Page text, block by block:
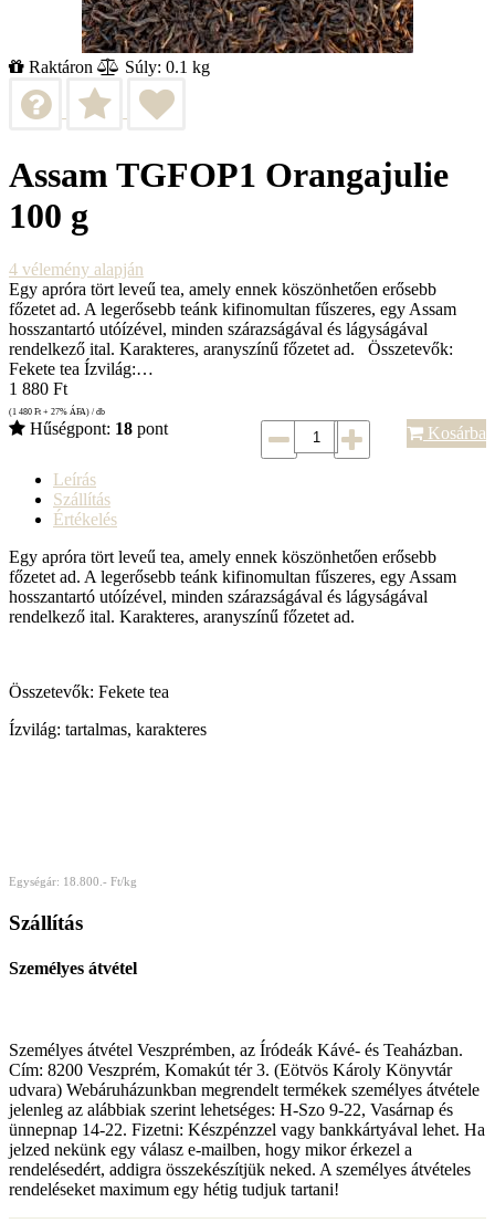
Raktáron Súly: 0.1 kg
Assam TGFOP1 Orangajulie
100 g
4 vélemény alapján
Egy apróra tört leveű tea, amely ennek köszönhetően erősebb
főzetet ad. A legerősebb teánk kifinomultan fűszeres, egy Assam
hosszantartó utóízével, minden szárazságával és lágyságával
rendelkező ital. Karakteres, aranyszínű főzetet ad. Összetevők:
Fekete tea Ízvilág:…
1 880 Ft
(1 480 Ft + 27% ÁFA) / db
Hűségpont: 18 pont Kosárba
Leírás
Szállítás
Értékelés
Egy apróra tört leveű tea, amely ennek köszönhetően erősebb
főzetet ad. A legerősebb teánk kifinomultan fűszeres, egy Assam
hosszantartó utóízével, minden szárazságával és lágyságával
rendelkező ital. Karakteres, aranyszínű főzetet ad.
Összetevők: Fekete tea
Ízvilág: tartalmas, karakteres
Egységár: 18.800.- Ft/kg
Szállítás
Személyes átvétel
Személyes átvétel Veszprémben, az Íródeák Kávé- és Teaházban.
Cím: 8200 Veszprém, Komakút tér 3. (Eötvös Károly Könyvtár
udvara) Webáruházunkban megrendelt termékek személyes átvétele
jelenleg az alábbiak szerint lehetséges: H-Szo 9-22, Vasárnap és
ünnepnap 14-22. Fizetni: Készpénzzel vagy bankkártyával lehet. Ha
jelzed nekünk egy válasz e-mailben, hogy mikor érkezel a
rendelésedért, addigra összekészítjük neked. A személyes átvételes
rendeléseket maximum egy hétig tudjuk tartani!